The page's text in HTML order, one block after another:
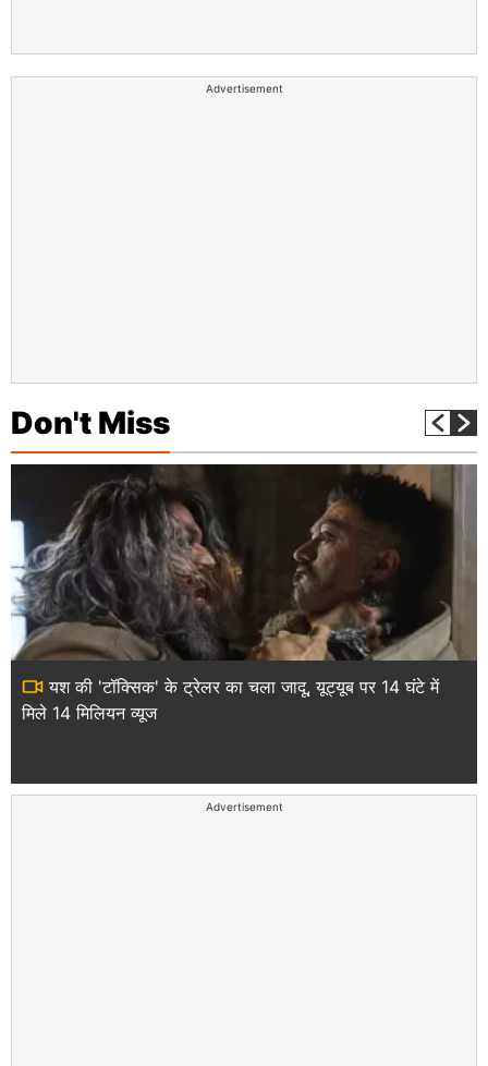
Advertisement
Don't Miss
यश की 'टॉक्सिक' के ट्रेलर का चला जादू, यूट्यूब पर 14 घंटे में
मिले 14 मिलियन व्यूज
Advertisement